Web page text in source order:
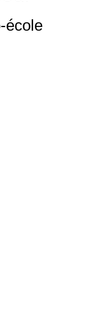
école